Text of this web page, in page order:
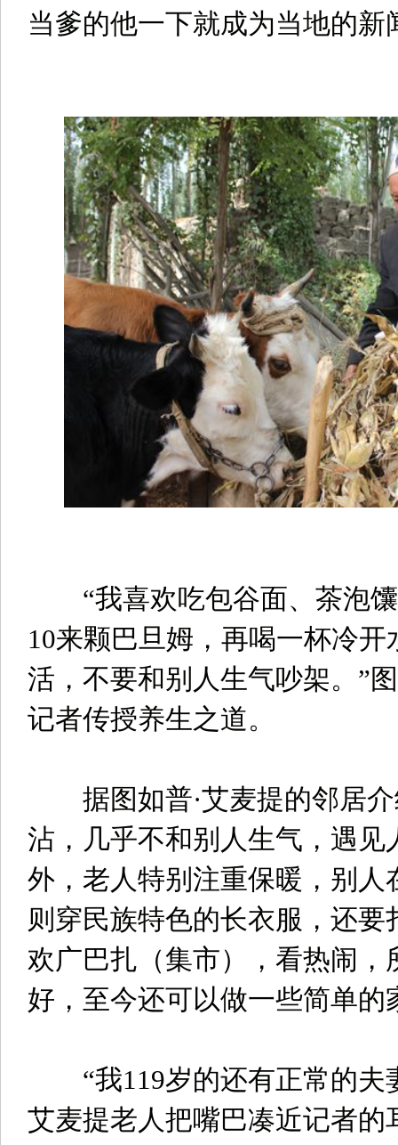
当爹的他一下就成为当地的新
“我喜欢吃包谷面、茶泡馕
10来颗巴旦姆，再喝一杯冷开
活，不要和别人生气吵架。”
记者传授养生之道。
据图如普·艾麦提的邻居介
沾，几乎不和别人生气，遇见
外，老人特别注重保暖，别人
则穿民族特色的长衣服，还要
欢广巴扎（集市），看热闹，
好，至今还可以做一些简单的
“我119岁的还有正常的夫
艾麦提老人把嘴巴凑近记者的